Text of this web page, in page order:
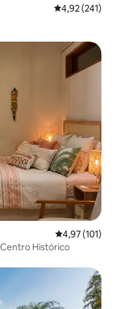
4,92 de uma
4,92 (241)
4,97 de uma
4,97 (101)
Histórico